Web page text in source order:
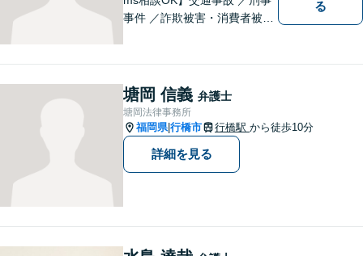
事件 ／詐欺被害・消費者被害
す。英語対応OK！【専用駐車
場あり】
る
塘岡 信義 弁護士
塘岡法律事務所
福岡県|行橋市 行橋駅 から徒歩10分
詳細を見る